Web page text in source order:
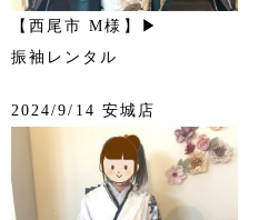
【西尾市 M様】▶
振袖レンタル
2024/9/14 安城店